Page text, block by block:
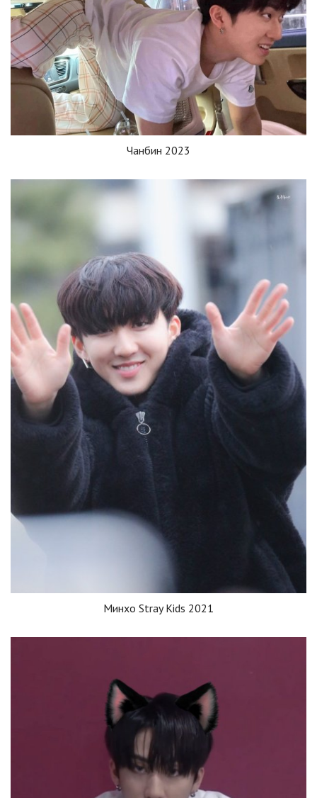
Чанбин 2023
Минхо Stray Kids 2021